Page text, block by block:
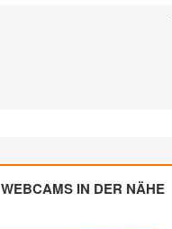
WEBCAMS IN DER NÄHE